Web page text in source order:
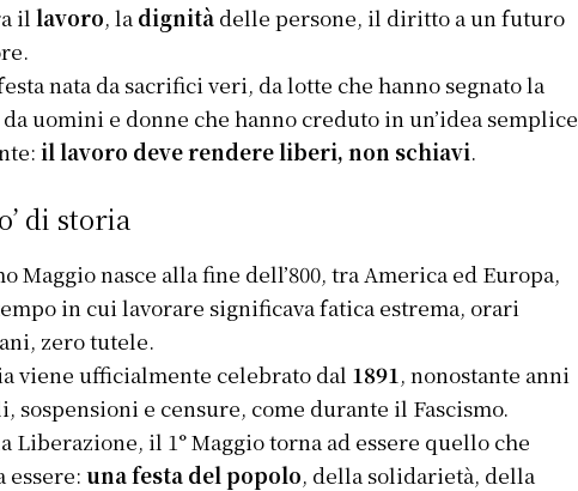
illavoro, la dignità delle persone, il diritto a un futuro
nata da sacrifici veri, da lotte che hanno segnato la
uomini e donne che hanno creduto in un’idea semplice
il lavoro deve rendere liberi, non schiavi.
di storia
Maggio nasce alla fine dell’800, tra America ed Europa,
in cui lavorare significava fatica estrema, orari
zero tutele.
viene ufficialmente celebrato dal 1891 , nonostante anni
sospensioni e censure, come durante il Fascismo.
Liberazione, il 1° Maggio torna ad essere quello che
essere:una festa del popolo, della solidarietà, della